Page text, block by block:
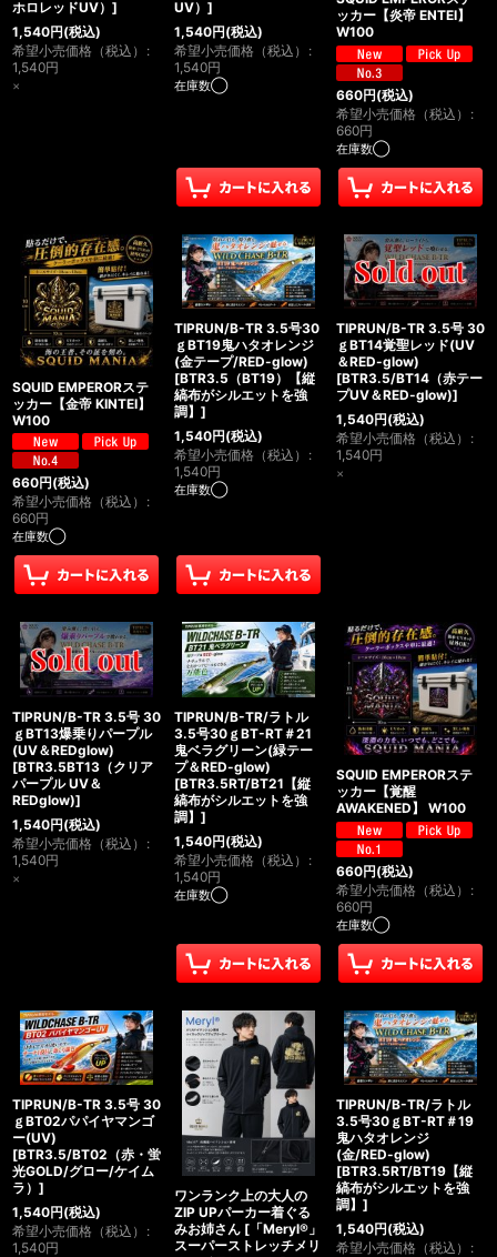
ホロレッドUV） ]
1,540円(税込)
希望小売価格（税込） :
1,540円
×
UV） ]
1,540円(税込)
希望小売価格（税込） :
1,540円
在庫数◯
ッカー【炎帝 ENTEI】
W100
660円(税込)
希望小売価格（税込） :
660円
在庫数◯
SQUID EMPERORステ
ッカー【金帝 KINTEI】
W100
660円(税込)
希望小売価格（税込） :
660円
在庫数◯
TIPRUN/B-TR 3.5号30
ｇBT19鬼ハタオレンジ
(金テープ/RED-glow)
[BTR3.5（BT19）【縦
縞布がシルエットを強
調】 ]
1,540円(税込)
希望小売価格（税込） :
1,540円
在庫数◯
TIPRUN/B-TR 3.5号 30
ｇBT14覚聖レッド(UV
＆RED-glow)
[BTR3.5/BT14（赤テー
プUV＆RED-glow)]
1,540円(税込)
希望小売価格（税込） :
1,540円
×
TIPRUN/B-TR 3.5号 30
ｇBT13爆乗りパープル
(UV＆REDglow)
[BTR3.5BT13（クリア
パープル UV＆
REDglow)]
1,540円(税込)
希望小売価格（税込） :
1,540円
×
TIPRUN/B-TR/ラトル
3.5号30ｇBT-RT＃21
鬼ベラグリーン(緑テー
プ＆RED-glow)
[BTR3.5RT/BT21【縦
縞布がシルエットを強
調】 ]
1,540円(税込)
希望小売価格（税込） :
1,540円
在庫数◯
SQUID EMPERORステ
ッカー【覚醒
AWAKENED】 W100
660円(税込)
希望小売価格（税込） :
660円
在庫数◯
TIPRUN/B-TR 3.5号 30
ｇBT02パパイヤマンゴ
ー(UV)
[BTR3.5/BT02（赤・蛍
光GOLD/グロー/ケイム
ラ） ]
1,540円(税込)
希望小売価格（税込） :
1,540円
ワンランク上の大人の
ZIP UPパーカー着ぐる
みお姉さん [「Meryl®」
スーパーストレッチメリ
TIPRUN/B-TR/ラトル
3.5号30ｇBT-RT＃19
鬼ハタオレンジ
(金/RED-glow)
[BTR3.5RT/BT19【縦
縞布がシルエットを強
調】 ]
1,540円(税込)
希望小売価格（税込） :